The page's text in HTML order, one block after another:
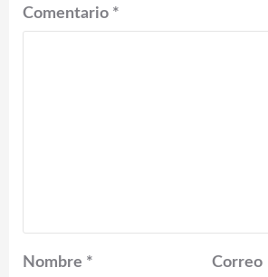
Comentario *
Nombre *
Correo